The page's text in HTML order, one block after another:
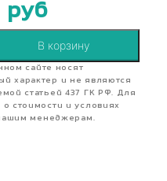
руб
В корзину
сайте носят
характер и не являются
статьей 437 ГК РФ. Для
стоимости и условиях
менеджерам.